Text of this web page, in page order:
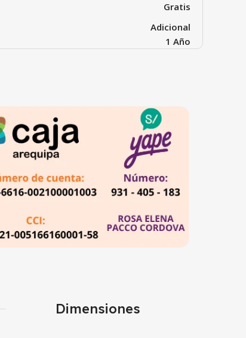
Gratis
Adicional
1 Año
Dimensiones